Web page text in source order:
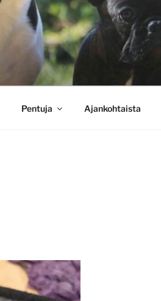
Pentuja Ajankohtaista